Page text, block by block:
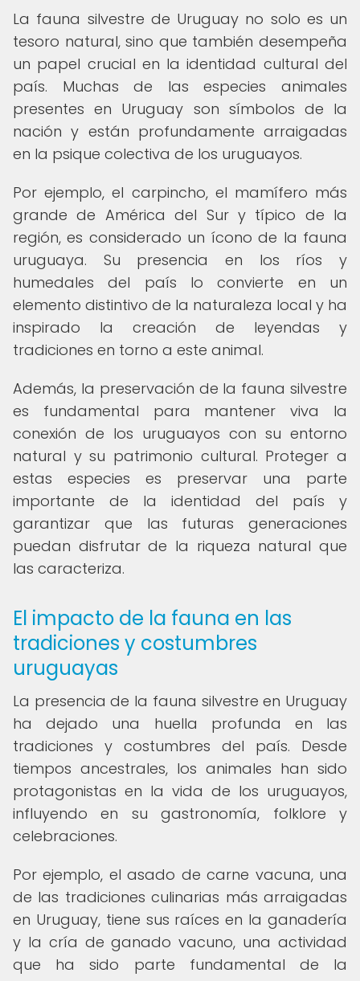
La fauna silvestre de Uruguay no solo es un
tesoro natural, sino que también desempeña
un papel crucial en la identidad cultural del
país. Muchas de las especies animales
presentes en Uruguay son símbolos de la
nación y están profundamente arraigadas
en la psique colectiva de los uruguayos.
Por ejemplo, el carpincho, el mamífero más
grande de América del Sur y típico de la
región, es considerado un ícono de la fauna
uruguaya. Su presencia en los ríos y
humedales del país lo convierte en un
elemento distintivo de la naturaleza local y ha
inspirado la creación de leyendas y
tradiciones en torno a este animal.
Además, la preservación de la fauna silvestre
es fundamental para mantener viva la
conexión de los uruguayos con su entorno
natural y su patrimonio cultural. Proteger a
estas especies es preservar una parte
importante de la identidad del país y
garantizar que las futuras generaciones
puedan disfrutar de la riqueza natural que
las caracteriza.
El impacto de la fauna en las
tradiciones y costumbres
uruguayas
La presencia de la fauna silvestre en Uruguay
ha dejado una huella profunda en las
tradiciones y costumbres del país. Desde
tiempos ancestrales, los animales han sido
protagonistas en la vida de los uruguayos,
influyendo en su gastronomía, folklore y
celebraciones.
Por ejemplo, el asado de carne vacuna, una
de las tradiciones culinarias más arraigadas
en Uruguay, tiene sus raíces en la ganadería
y la cría de ganado vacuno, una actividad
que ha sido parte fundamental de la